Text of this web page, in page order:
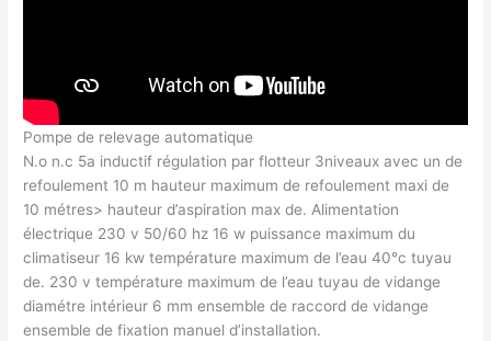
Pompe de relevage automatique
N.o n.c 5a inductif régulation par flotteur 3niveaux avec un de
refoulement 10 m hauteur maximum de refoulement maxi de
10 métres> hauteur d’aspiration max de. Alimentation
électrique 230 v 50/60 hz 16 w puissance maximum du
climatiseur 16 kw température maximum de l’eau 40°c tuyau
de. 230 v température maximum de l’eau tuyau de vidange
diamétre intérieur 6 mm ensemble de raccord de vidange
ensemble de fixation manuel d’installation.